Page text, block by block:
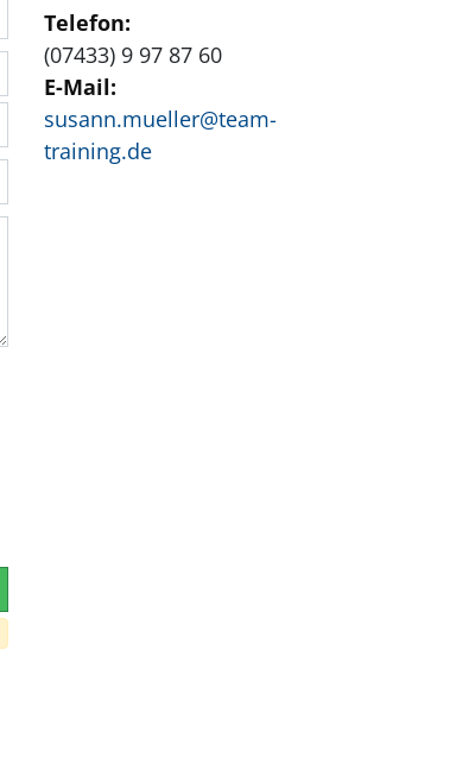
Telefon:
(07433) 9 97 87 60
E-Mail:
susann.mueller@team-
training.de